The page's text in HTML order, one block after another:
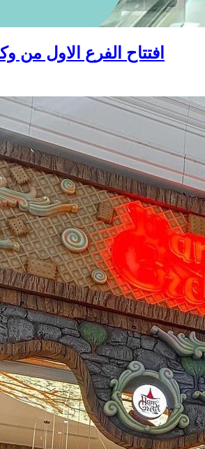
افتتاح الفرع الاول من